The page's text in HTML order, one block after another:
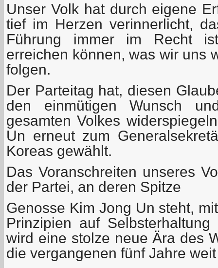
Unser Volk hat durch eigene
tief im Herzen verinnerlicht,
Führung immer im Recht
erreichen können, was wir uns
folgen.
Der Parteitag hat, diesen
den einmütigen Wunsch
gesamten Volkes
Un erneut zum
Koreas gewählt.
Das Voranschreiten unseres
der Partei, an deren Spitze
Genosse Kim Jong Un steht,
Prinzipien auf
wird eine stolze neue Ära des
die vergangenen fünf Jahre